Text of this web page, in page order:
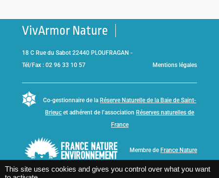
VivArmor Nature
18 C Rue du Sabot 22440 PLOUFRAGAN -
Tél/Fax : 02 96 33 10 57
Mentions légales
Co-gestionnaire de la Réserve Naturelle de la Baie de Saint-
Brieuc et adhérent de l’association Réserves naturelles de
France
Membre de France Nature
This site uses cookies and gives you control over what you want